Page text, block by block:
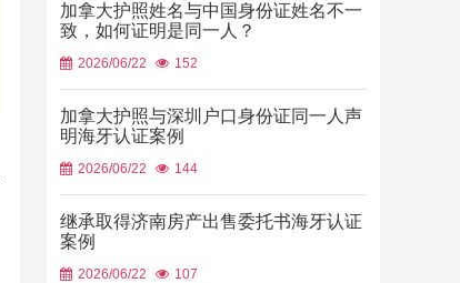
加拿大护照姓名与中国身份证姓名不一
致，如何证明是同一人？
2026/06/22 152
加拿大护照与深圳户口身份证同一人声
明海牙认证案例
2026/06/22 144
继承取得济南房产出售委托书海牙认证
案例
2026/06/22 107